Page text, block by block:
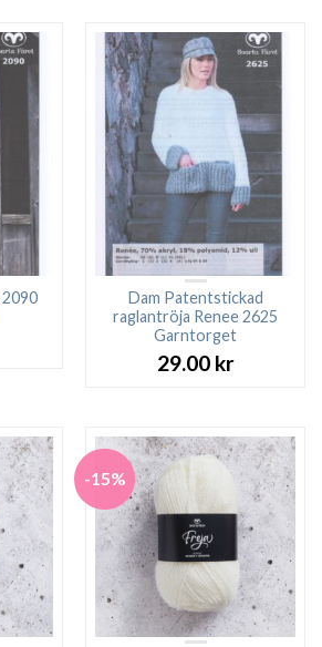
Dam Patentstickad
raglantröja Renee 2625
Garntorget
29.00 kr
-15%